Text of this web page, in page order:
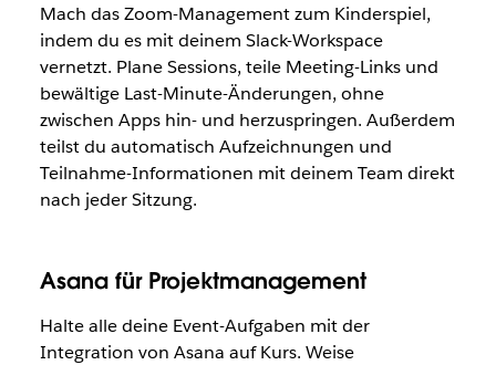
Mach das Zoom-Management zum Kinderspiel,
indem du es mit deinem Slack-Workspace
vernetzt. Plane Sessions, teile Meeting-Links und
bewältige Last-Minute-Änderungen, ohne
zwischen Apps hin- und herzuspringen. Außerdem
teilst du automatisch Aufzeichnungen und
Teilnahme-Informationen mit deinem Team direkt
nach jeder Sitzung.
Asana für Projektmanagement
Halte alle deine Event-Aufgaben mit der
Integration von Asana auf Kurs. Weise